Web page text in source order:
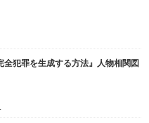
犯罪を生成する方法』人物相関図